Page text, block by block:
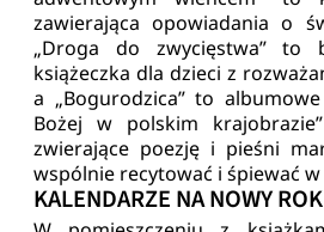
zawierająca opowiadania o
„Droga do zwycięstwa” to
książeczka dla dzieci z
a „Bogurodzica” to
Bożej w polskim
zwierające poezję i pieśni
wspólnie recytować i śpiewać
KALENDARZE NA NOWY ROK